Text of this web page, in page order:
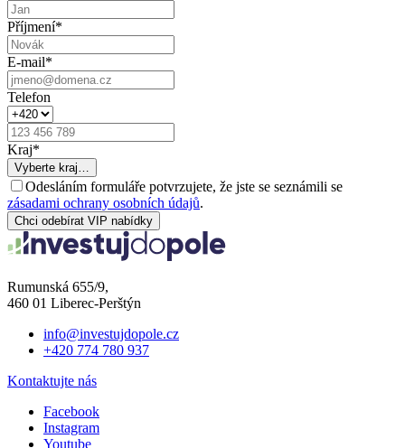
Příjmení*
E-mail*
Telefon
Kraj*
Vyberte kraj…
Odesláním formuláře potvrzujete, že jste se seznámili se
zásadami ochrany osobních údajů.
Chci odebírat VIP nabídky
Rumunská 655/9,
460 01 Liberec-Perštýn
info@investujdopole.cz
+420 774 780 937
Kontaktujte nás
Facebook
Instagram
Youtube